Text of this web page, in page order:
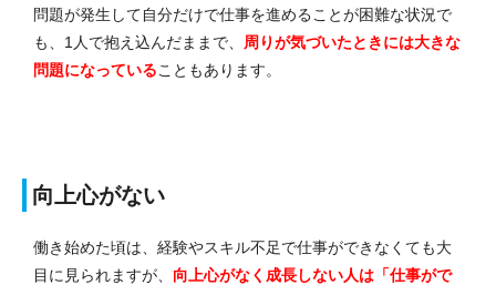
問題が発生して自分だけで仕事を進めることが困難な状況で
も、1人で抱え込んだままで、 周りが気づいたときには大きな
問題になっていることもあります。
向上心がない
働き始めた頃は、経験やスキル不足で仕事ができなくても大
目に見られますが、 向上心がなく成長しない人は「仕事がで